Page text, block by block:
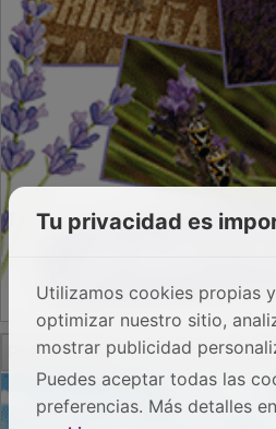
PUBLICIDAD
Tu privacidad es
Utilizamos cookies propias
optimizar nuestro sitio,
mostrar publicidad
Puedes aceptar todas las
preferencias. Más detalles